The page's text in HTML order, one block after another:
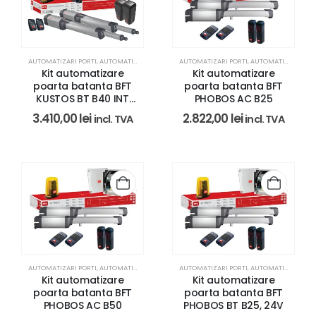
AUTOMATIZARI PORTI,AUTOMATIZARI PORTI BFT
Kit automatizare
poarta batanta BFT
KUSTOS BT B40 INT
NEW
3.410,00lei incl. TVA
AUTOMATIZARI PORTI,AUTOMATIZARI PORTI BFT
Kit automatizare
poarta batanta BFT
PHOBOS AC B25
2.822,00 leiincl. TVA
AUTOMATIZARI PORTI,AUTOMATIZARI PORTI BFT ,REZIDENTIAL
Kit automatizare
poarta batanta BFT
PHOBOS AC B50
AUTOMATIZARI PORTI,AUTOMATIZARI PORTI BFT
Kit automatizare
poarta batanta BFT
PHOBOS BT B25, 24V